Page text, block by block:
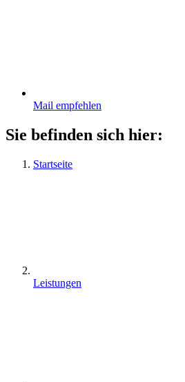
Mail empfehlen
Sie befinden sich hier:
Startseite
Leistungen